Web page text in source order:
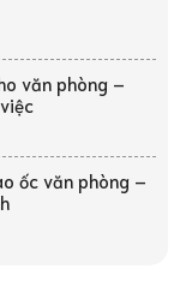
văn phòng –
ốc văn phòng –